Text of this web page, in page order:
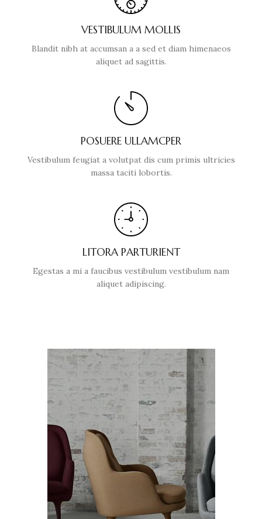
VESTIBULUM MOLLIS
Blandit nibh at accumsan a a sed et diam himenaeos
aliquet ad sagittis.
POSUERE ULLAMCPER
Vestibulum feugiat a volutpat dis cum primis ultricies
massa taciti lobortis.
LITORA PARTURIENT
Egestas a mi a faucibus vestibulum vestibulum nam
aliquet adipiscing.